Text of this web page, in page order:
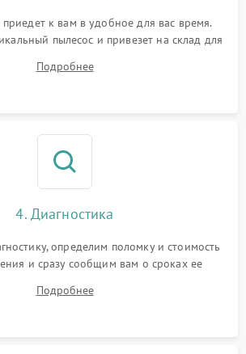
к вам в удобное для вас время.
пылесос и привезет на склад для
Подробнее
4. Диагностика
определим поломку и стоимость
и сразу сообщим вам о сроках ее
Подробнее